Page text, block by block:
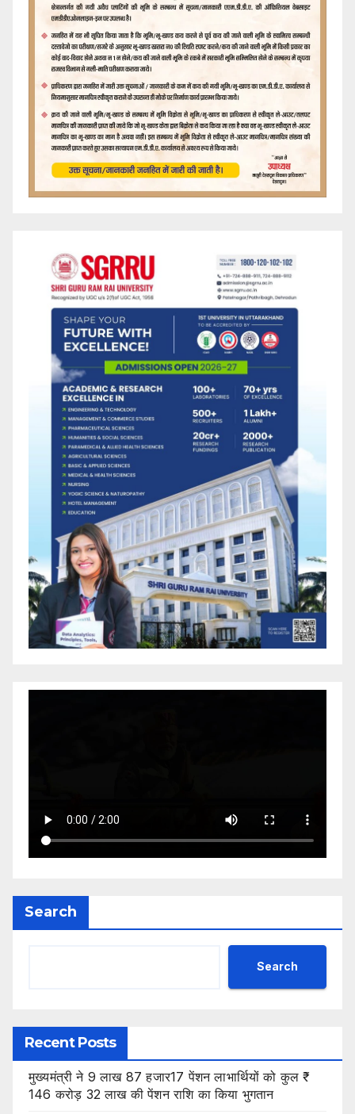
Search
Search
Recent Posts
मुख्यमंत्री ने 9 लाख 87 हजार17 पेंशन लाभार्थियों को कुल ₹
146 करोड़ 32 लाख की पेंशन राशि का किया भुगतान